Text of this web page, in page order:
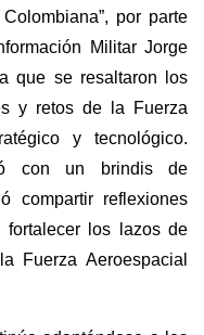
por parte
Militar Jorge
que se resaltaron los
y retos de la Fuerza
y tecnológico.
con un brindis de
compartir reflexiones
los lazos de
Fuerza Aeroespacial